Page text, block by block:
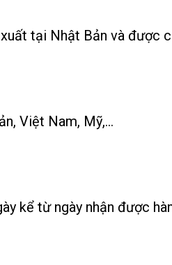
Việt Nam, Mỹ,...
kể từ ngày nhận được
tại Nhật Bản và được